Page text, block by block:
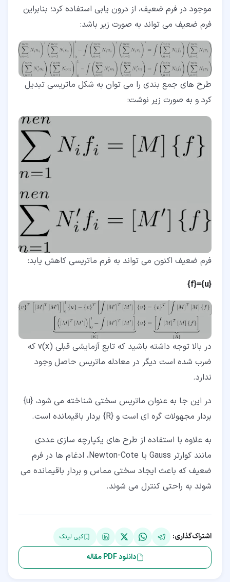
موجود در فرم ضعیف، از درون یابی استفاده کرد؛ بنابراین
فرم ضعیف می تواند به صورت زیر باشد:
طرح های جمع بندی را می توان به شکل ماتریسی تبدیل
کرد و به صورت زیر نوشت:
فرم ضعیف اکنون می تواند به فرم ماتریسی کاهش یابد:
{u}={f}
در بالا توجه داشته باشید که تابع آزمایشی قبلی v(x) که
ضرب شده است دیگر در معادله ماتریس حاصل وجود
ندارد.
در این جا به عنوان ماتریس سختی شناخته می شود، {u}
بردار مجهولات گره ای است و {R} بردار باقیمانده است.
به علاوه با استفاده از طرح های یکپارچه سازی عددی
مانند کوارتر Gauss یا Newton-Cote، ادغام ها در فرم
ضعیف که باعث ایجاد سختی مماس و بردار باقیمانده می
شوند به راحتی کنترل می شوند.
اشتراک‌گذاری: کپی لینک
دانلود PDF مقاله